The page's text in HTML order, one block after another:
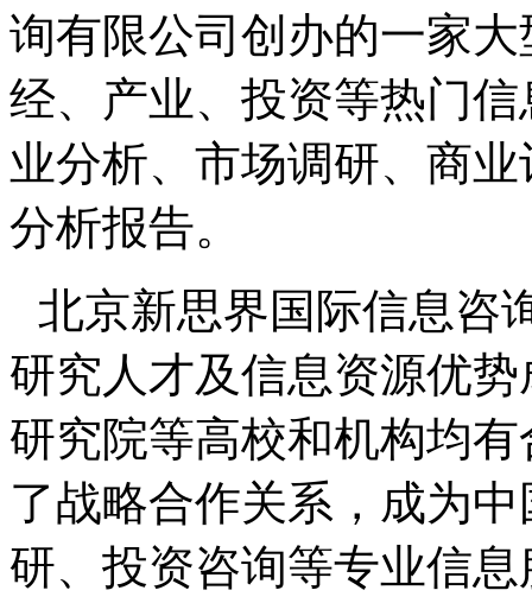
询有限公司创办的一家
经、产业、投资等热门
业分析、市场调研、商
分析报告。
北京新思界国际信息咨
研究人才及信息资源优
研究院等高校和机构均
了战略合作关系，成为
研、投资咨询等专业信